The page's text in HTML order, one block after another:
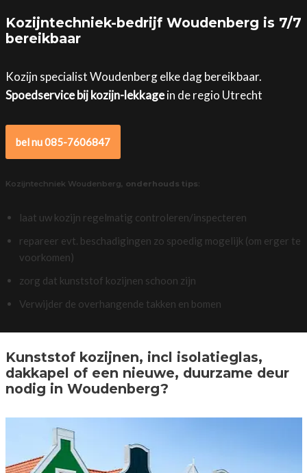
Kozijntechniek-bedrijf Woudenberg is 7/7
bereikbaar
Kozijn specialist Woudenberg elke dag bereikbaar.
Spoedservice bij kozijn-lekkagein de regio Utrecht
bel nu 085-7606847
Kozijntechniek Woudenberg, onderhouds tips:
laat uw kozijn regelmatig controleren/inspecteren
repareer evt. beschadigingen zo spoedig mogelijk (om erger te
voorkomen)
zorg dat kunststof kozijnen schoon zijn
Verwijder de overhangende takken en bomen
Kunststof kozijnen, incl isolatieglas,
dakkapel of een nieuwe, duurzame deur
nodig in Woudenberg?